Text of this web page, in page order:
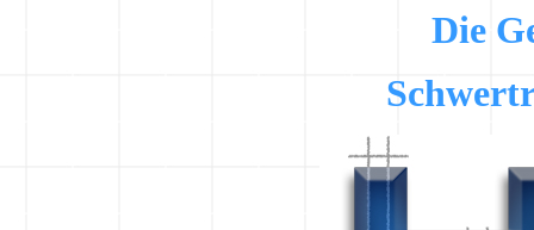
Die